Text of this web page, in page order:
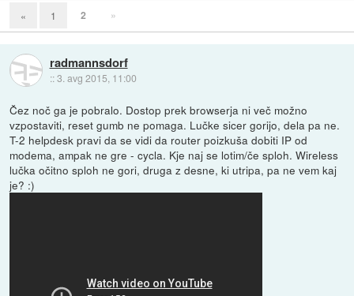
« 1 2 »
radmannsdorf
::3. avg 2015, 11:00
Čez noč ga je pobralo. Dostop prek browserja ni več možno
vzpostaviti, reset gumb ne pomaga. Lučke sicer gorijo, dela pa ne.
T-2 helpdesk pravi da se vidi da router poizkuša dobiti IP od
modema, ampak ne gre - cycla. Kje naj se lotim/če sploh. Wireless
lučka očitno sploh ne gori, druga z desne, ki utripa, pa ne vem kaj
je? :)